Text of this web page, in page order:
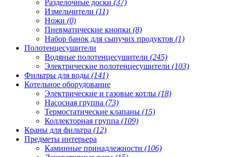
Разделочные доски (37)
Измельчители (11)
Ножи (0)
Пневматические кнопки (8)
Набор банок для сыпучих продуктов (1)
Полотенцесушители
Водяные полотенцесушители (245)
Электрические полотенцесушители (103)
Фильтры для воды (141)
Котельное оборудование
Электрические и газовые котлы (18)
Насосная группа (73)
Термостатические клапаны (15)
Коллекторная группа (109)
Краны для фильтра (12)
Предметы интерьера
Каминные принадлежности (106)